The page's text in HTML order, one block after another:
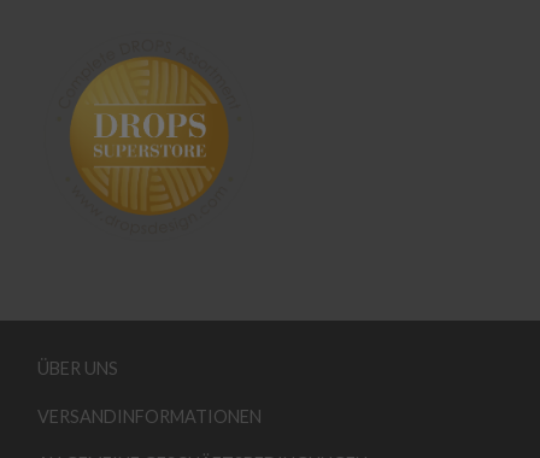
ÜBER UNS
VERSANDINFORMATIONEN